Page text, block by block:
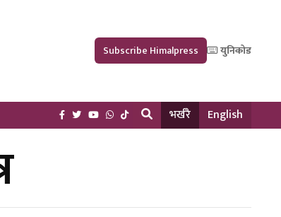
Subscribe Himalpress युनिकोड
भर्खरै English